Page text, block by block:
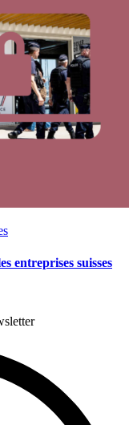
entreprises suisses